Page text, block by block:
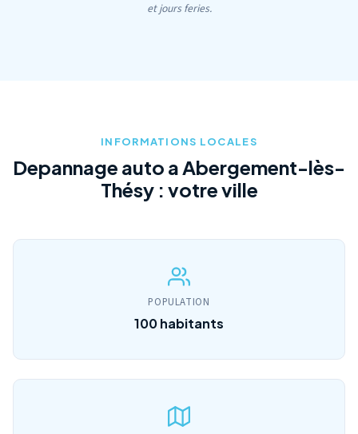
et jours feries.
INFORMATIONS LOCALES
Depannage auto a Abergement-lès-
Thésy : votre ville
POPULATION
100 habitants